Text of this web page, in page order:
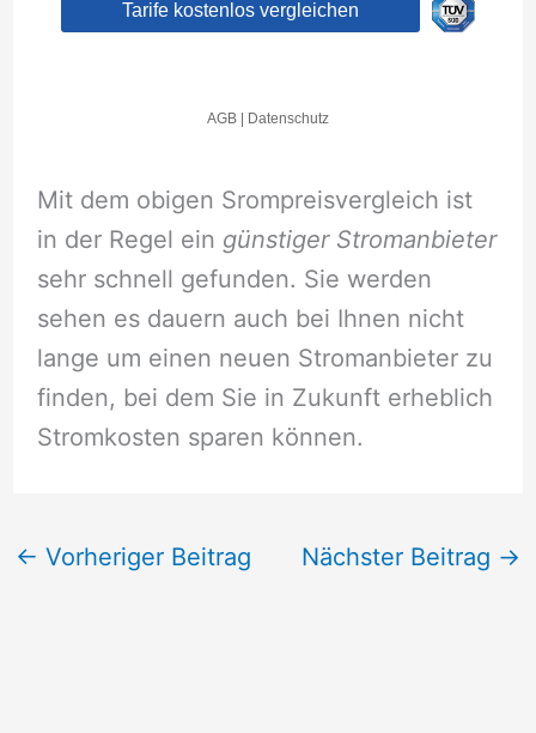
Mit dem obigen Srompreisvergleich ist
in der Regel ein günstiger Stromanbieter
sehr schnell gefunden. Sie werden
sehen es dauern auch bei Ihnen nicht
lange um einen neuen Stromanbieter zu
finden, bei dem Sie in Zukunft erheblich
Stromkosten sparen können.
← Vorheriger Beitrag Nächster Beitrag →